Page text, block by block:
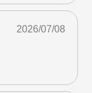
2026/07/08